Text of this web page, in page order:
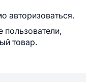
авторизоваться.
пользователи,
товар.